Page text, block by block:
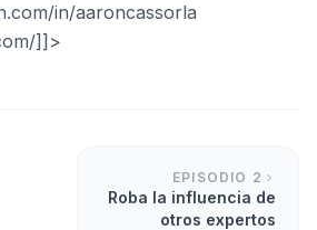
in/aaroncassorla
]]>
EPISODIO 2
Roba la influencia de
otros expertos